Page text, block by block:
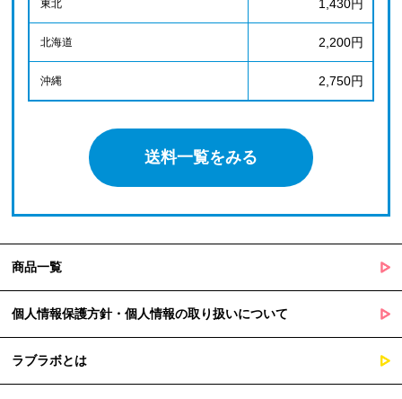
東北 1,430円
北海道 2,200円
沖縄 2,750円
送料一覧をみる
商品一覧
個人情報保護方針・個人情報の取り扱いについて
ラブラボとは